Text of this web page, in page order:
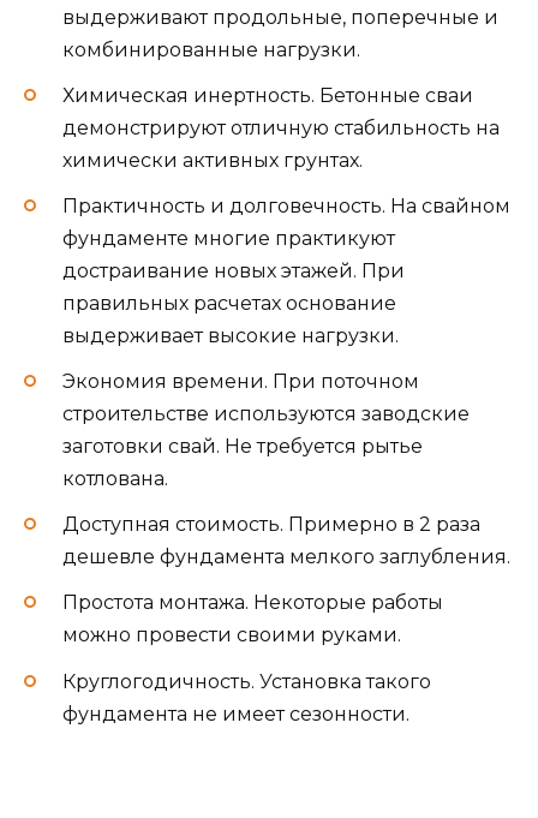
выдерживают продольные, поперечные и
комбинированные нагрузки.
Химическая инертность. Бетонные сваи
демонстрируют отличную стабильность на
химически активных грунтах.
Практичность и долговечность. На свайном
фундаменте многие практикуют
достраивание новых этажей. При
правильных расчетах основание
выдерживает высокие нагрузки.
Экономия времени. При поточном
строительстве используются заводские
заготовки свай. Не требуется рытье
котлована.
Доступная стоимость. Примерно в 2 раза
дешевле фундамента мелкого заглубления.
Простота монтажа. Некоторые работы
можно провести своими руками.
Круглогодичность. Установка такого
фундамента не имеет сезонности.